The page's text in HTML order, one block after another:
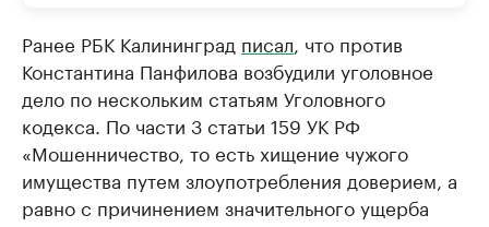
Ранее РБК Калининград писал , что против
Константина Панфилова возбудили уголовное
дело по нескольким статьям Уголовного
кодекса. По части 3 статьи 159 УК РФ
«Мошенничество, то есть хищение чужого
имущества путем злоупотребления доверием, а
равно с причинением значительного ущерба